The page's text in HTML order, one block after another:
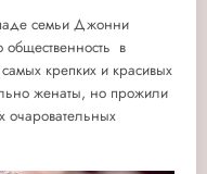
семьи Джонни
в
крепких и красивых
женаты, но прожили
очаровательных